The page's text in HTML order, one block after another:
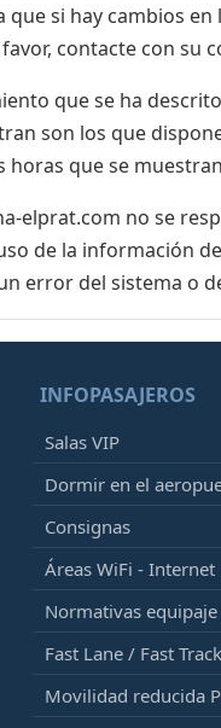
que si hay cambios
contacte con su
que se ha
son los que
horas que se
elprat.com no se
de la información
error del sistema o
INFOPASAJEROS
Salas VIP
Dormir en el
Consignas
Áreas WiFi - Internet
Normativas
Fast Lane / Fast Track
Movilidad reducida